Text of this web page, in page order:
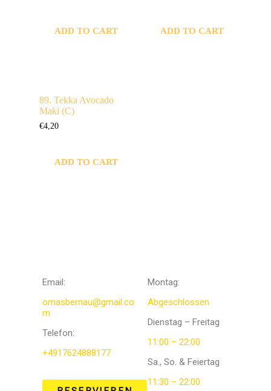
ADD TO CART ADD TO CART
89. Tekka Avocado
Maki (C)
€4,20
ADD TO CART
Email:
omasbernau@gmail.co
m
Telefon:
+4917624888177
Montag:
Abgeschlossen
Dienstag – Freitag
11:00 – 22:00
Sa., So. & Feiertag
11:30 – 22:00